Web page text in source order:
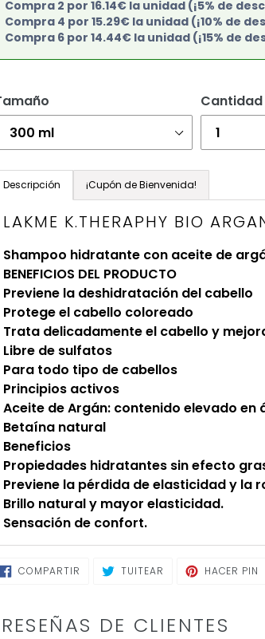
Compra 2 por 16.14€ la unidad (¡5% de
Compra 4 por 15.29€ la unidad (¡10% de
Compra 6 por 14.44€ la unidad (¡15% de
Cantidad
Descripción ¡Cupón de Bienvenida!
LAKME K.THERAPHY BIO
Shampoo hidratante con aceite de
BENEFICIOS DEL PRODUCTO
Previene la deshidratación del cabello
Protege el cabello coloreado
Trata delicadamente el cabello y
Libre de sulfatos
Para todo tipo de cabellos
Principios activos
Aceite de Argán: contenido elevado en
Betaína natural
Beneficios
Propiedades hidratantes sin efecto
Previene la pérdida de elasticidad y la
Brillo natural y mayor elasticidad.
Sensación de confort.
COMPARTIR COMPARTIRTUITEAR TUITEARHACER PIN
RESEÑAS DE CLIENTES